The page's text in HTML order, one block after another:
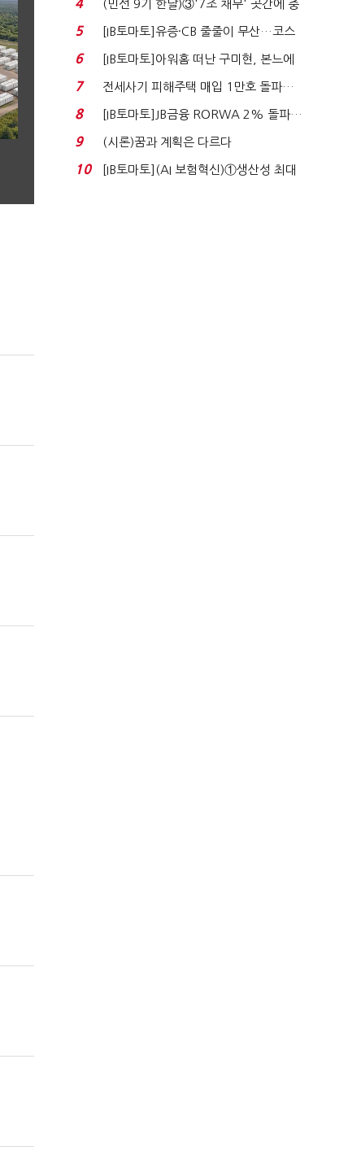
4
(민선 9기 한달)③'7조 채무' 곳간에 충
격…추미애, 20년...
5
[IB토마토]유증·CB 줄줄이 무산…코스
닥 벌점 급증에 ...
6
[IB토마토]아워홈 떠난 구미현, 본느에
340억 베팅…가...
7
전세사기 피해주택 매입 1만호 돌파…
누적 피해자 4만2...
8
[IB토마토]JB금융 RORWA 2% 돌파…
실적 견인은 은행 ...
9 (시론)꿈과 계획은 다르다
10
[IB토마토](AI 보험혁신)①생산성 최대